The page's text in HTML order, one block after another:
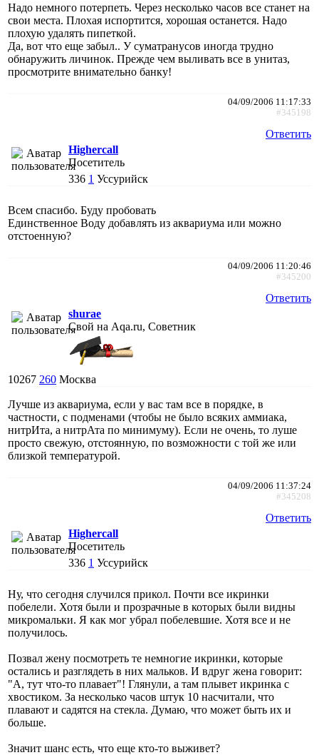
Надо немного потерпеть. Через несколько часов все станет на
свои места. Плохая испортится, хорошая останется. Надо
плохую удалять пипеткой.
Да, вот что еще забыл.. У суматранусов иногда трудно
обнаружить личинок. Прежде чем выливать все в унитаз,
просмотрите внимательно банку!
04/09/2006 11:17:33
#345198
Ответить
Highercall
Посетитель
336 1 Уссурийск
Всем спасибо. Буду пробовать
Единственное Воду добавлять из аквариума или можно
отстоенную?
04/09/2006 11:20:46
#345200
Ответить
shurae
Свой на Aqa.ru, Советник
10267 260 Москва
Лучше из аквариума, если у вас там все в порядке, в
частности, с подменами (чтобы не было всяких аммиака,
нитрИта, а нитрАта по минимуму). Если не очень, то луше
просто свежую, отстоянную, по возможности с той же или
близкой температурой.
04/09/2006 11:37:24
#345208
Ответить
Highercall
Посетитель
336 1 Уссурийск
Ну, что сегодня случился прикол. Почти все икринки
побелели. Хотя были и прозрачные в которых были видны
микромальки. Я как мог убрал побелевшие. Хотя все и не
получилось.
Позвал жену посмотреть те немногие икринки, которые
остались и разглядеть в них мальков. И вдруг жена говорит:
"А, тут что-то плавает"! Глянули, а там плывет икринка с
хвостиком. За несколько часов штук 10 насчитали, что
плавают и садятся на стекла. Думаю, что может быть их и
больше.
Значит шанс есть, что еще кто-то выживет?